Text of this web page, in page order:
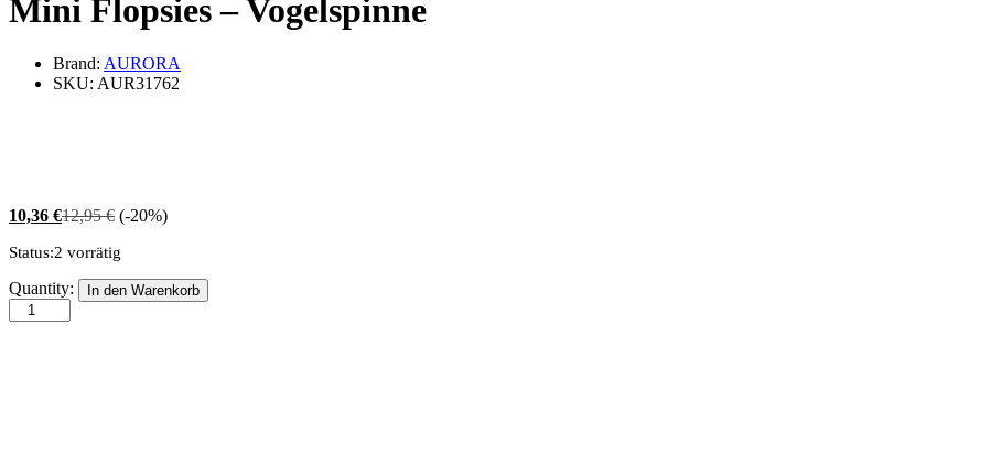
Mini Flopsies – Vogelspinne
Brand: AURORA
SKU: AUR31762
10,36 €12,95€ (-20%)
Status:2 vorrätig
Mini
Flopsies
-
Quantity: In den Warenkorb